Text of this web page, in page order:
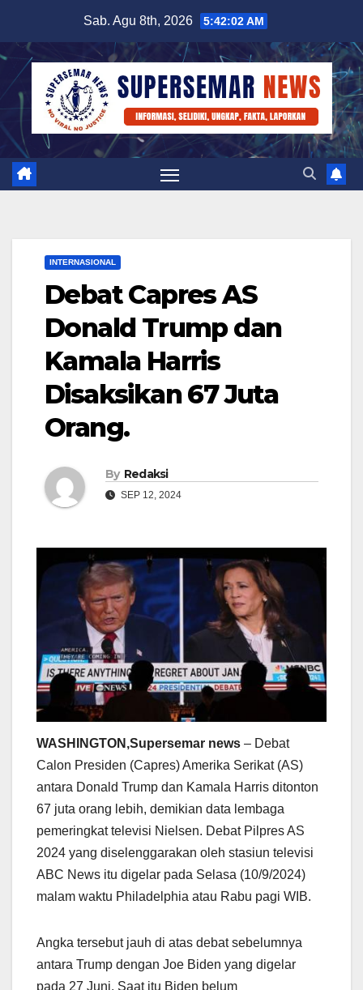
content
Sab. Agu 8th, 2026 5:42:03 AM
INTERNASIONAL
Debat Capres AS
Donald Trump dan
Kamala Harris
Disaksikan 67 Juta
Orang.
By Redaksi
SEP 12, 2024
WASHINGTON,Supersemar news – Debat
Calon Presiden (Capres) Amerika Serikat (AS)
antara Donald Trump dan Kamala Harris ditonton
67 juta orang lebih, demikian data lembaga
pemeringkat televisi Nielsen. Debat Pilpres AS
2024 yang diselenggarakan oleh stasiun televisi
ABC News itu digelar pada Selasa (10/9/2024)
malam waktu Philadelphia atau Rabu pagi WIB.
Angka tersebut jauh di atas debat sebelumnya
antara Trump dengan Joe Biden yang digelar
pada 27 Juni. Saat itu Biden belum